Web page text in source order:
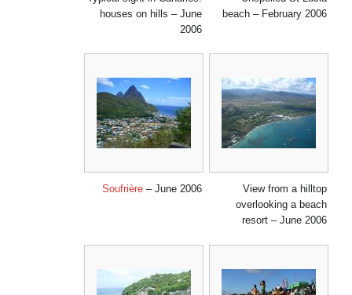
beach – February 2006
houses on hills – June
2006
View from a hilltop
overlooking a beach
resort – June 2006
Soufrière – June 2006